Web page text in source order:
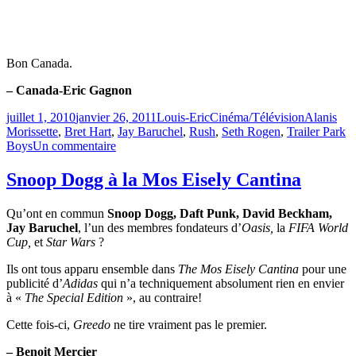
Bon Canada.
– Canada-Eric Gagnon
Publié
le
juillet 1, 2010janvier 26, 2011Louis-EricCatégories
Cinéma/TélévisionÉtiquettes
Alanis
Morissette, Bret Hart, Jay Baruchel, Rush, Seth Rogen, Trailer Park
BoysUn commentairesur
aimer
le
Snoop Dogg à la Mos Eisely Cantina
Qu’ont en commun Snoop Dogg, Daft Punk, David Beckham,
Jay Baruchel, l’un des membres fondateurs d’Oasis, la FIFA World
Cup, et Star Wars ?
Ils ont tous apparu ensemble dans The Mos Eisely Cantina pour une
publicité d’Adidas qui n’a techniquement absolument rien en envier
à « The Special Edition », au contraire!
Cette fois-ci, Greedo ne tire vraiment pas le premier.
– Benoit Mercier